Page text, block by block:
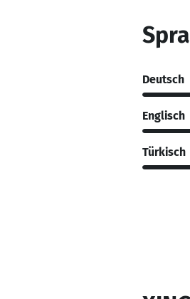
Deutsch
Englisch
Türkisch